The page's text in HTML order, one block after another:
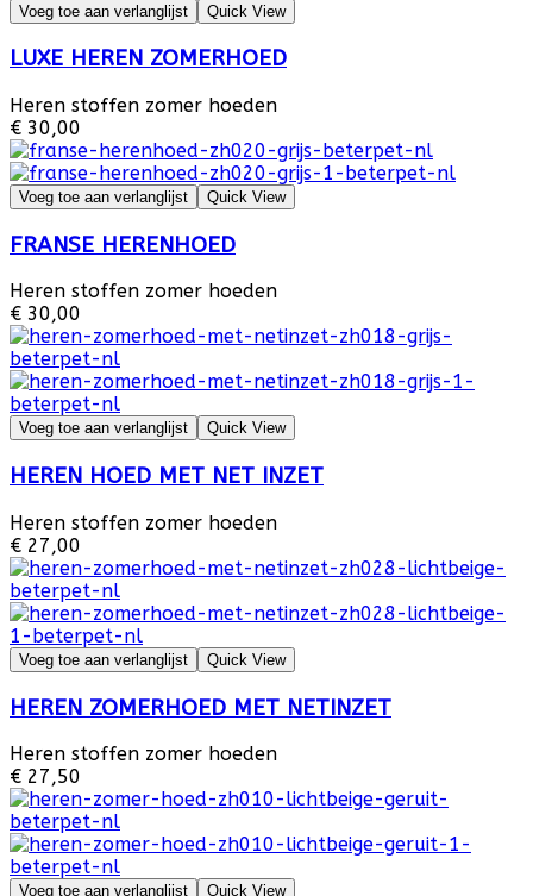
Voeg toe aan verlanglijst Quick View
LUXE HEREN ZOMERHOED
Heren stoffen zomer hoeden
€ 30,00
Voeg toe aan verlanglijst Quick View
FRANSE HERENHOED
Heren stoffen zomer hoeden
€ 30,00
Voeg toe aan verlanglijst Quick View
HEREN HOED MET NET INZET
Heren stoffen zomer hoeden
€ 27,00
Voeg toe aan verlanglijst Quick View
HEREN ZOMERHOED MET NETINZET
Heren stoffen zomer hoeden
€ 27,50
Voeg toe aan verlanglijst Quick View